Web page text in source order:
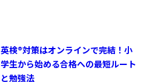
英検®対策はオンラインで完結！小
学生から始める合格への最短ルート
と勉強法